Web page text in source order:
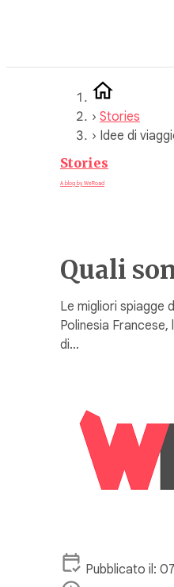
› Stories
› Idee di
Stories
A blog by WeRoad
Quali
Le migliori spiagge
Polinesia
di…
Pubblicato il: